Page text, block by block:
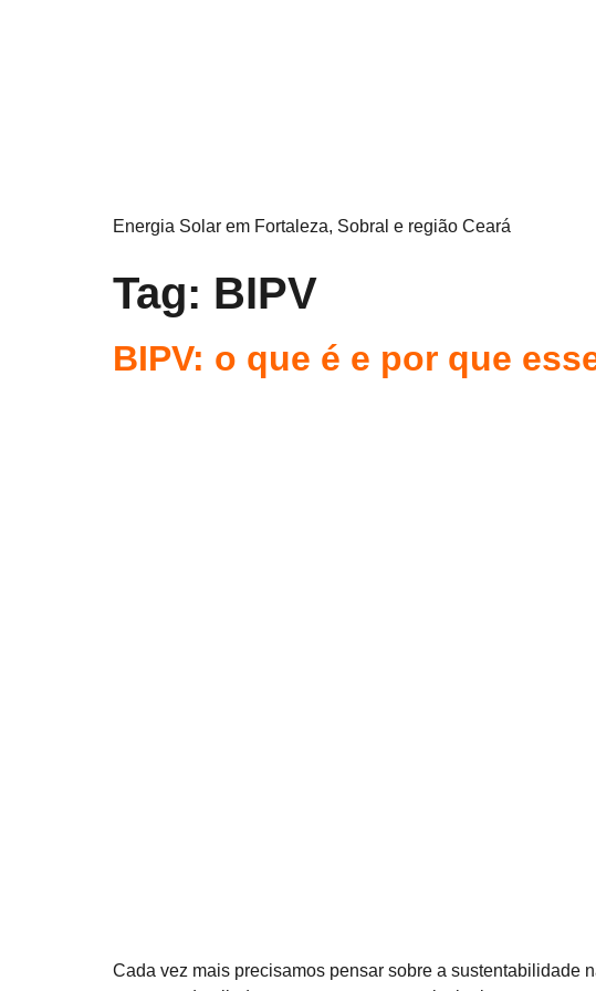
Energia Solar em Fortaleza, Sobral e região Ceará
Tag: BIPV
BIPV: o que é e por que
Cada vez mais precisamos pensar sobre a sustentabilidade